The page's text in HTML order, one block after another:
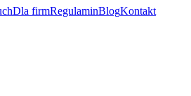
Dla firmRegulaminBlogKontakt